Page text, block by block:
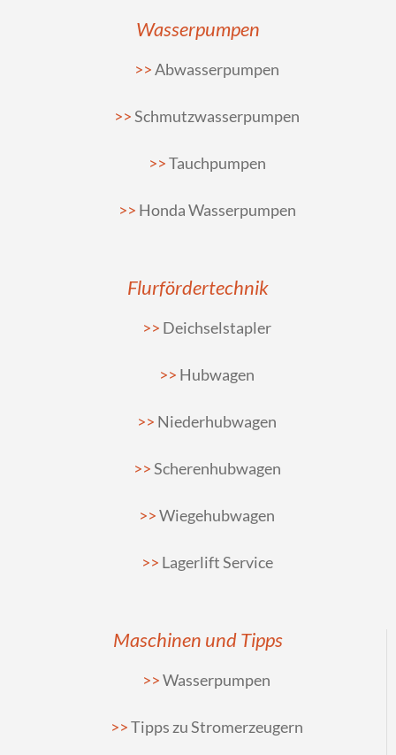
Wasserpumpen
Abwasserpumpen
Schmutzwasserpumpen
Tauchpumpen
Honda Wasserpumpen
Flurfördertechnik
Deichselstapler
Hubwagen
Niederhubwagen
Scherenhubwagen
Wiegehubwagen
Lagerlift Service
Maschinen und Tipps
Wasserpumpen
Tipps zu Stromerzeugern